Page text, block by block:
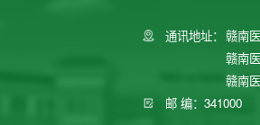
通讯地址： 赣南
赣南
赣南
邮 编：341000